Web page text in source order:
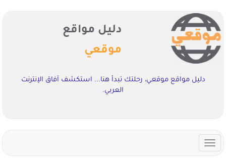
دليل مواقع
موقعي
دليل مواقع موقعي، رحلتك تبدأ هنا... استكشف آفاق الإنترنت
العربي.
Toggle
navigation